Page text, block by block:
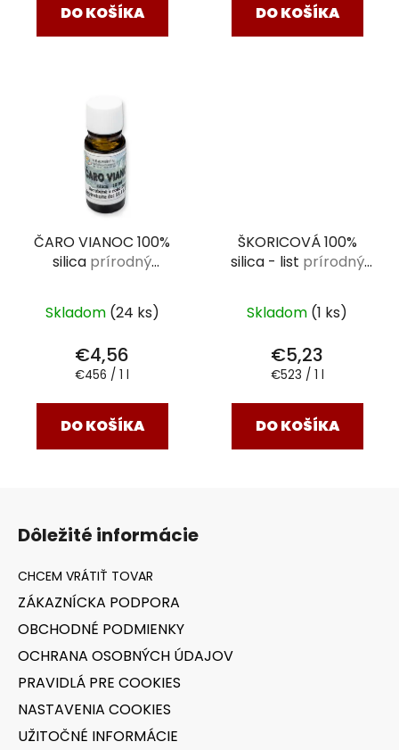
DO KOŠÍKA DO KOŠÍKA
ČARO VIANOC 100%
silica prírodný
Skladom (24 ks)
€4,56
Jednotková
€456 / 1 l
DO KOŠÍKA
ŠKORICOVÁ 100%
silica - list prírodný
Skladom (1 ks)
€5,23
Jednotková
€523 / 1 l
DO KOŠÍKA
Dôležité informácie
ZÁKAZNÍCKA PODPORA
OBCHODNÉ PODMIENKY
OCHRANA OSOBNÝCH ÚDAJOV
PRAVIDLÁ PRE COOKIES
NASTAVENIA COOKIES
UŽITOČNÉ INFORMÁCIE